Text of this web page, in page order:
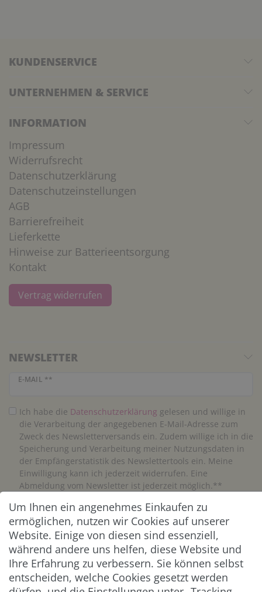
KUNDENSERVICE
UNTERNEHMEN & SERVICE
INFORMATION
Impressum
Widerrufsrecht
Datenschutzerklärung
Datenschutzeinstellungen
AGB
Barrierefreiheit
Lieferkette
Hinweise zur Batterieentsorgung
Kontakt
Vertrag widerrufen
NEWSLETTER
E-MAIL **
Newsletter Honig
Ich habe die Daten­schutz­erklärung gelesen und willige in
die Verarbeitung der angegebenen E-Mail-Adresse zum
Zweck des Newsletterversands ein. Zudem willige ich in die
Speicherung und Verarbeitung meiner Nutzungsdaten in
der Empfängerstatistik des Newslettertools ein. Meine
Einwilligung kann ich jederzeit widerrufen. Eine
Abmeldung vom Newsletter ist jederzeit möglich.**
Abonnieren
** Hierbei handelt es sich um ein Pflichtfeld.
ZAHLUNG & VERSAND
Um Ihnen ein angenehmes Einkaufen zu
ermöglichen, nutzen wir Cookies auf unserer
Website. Einige von diesen sind essenziell,
während andere uns helfen, diese Website und
Ihre Erfahrung zu verbessern. Sie können selbst
entscheiden, welche Cookies gesetzt werden